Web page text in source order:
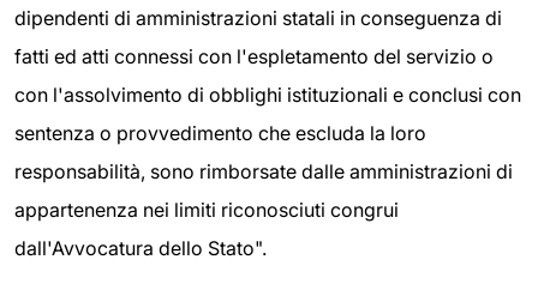
dipendenti di amministrazioni statali in conseguenza di
fatti ed atti connessi con l'espletamento del servizio o
con l'assolvimento di obblighi istituzionali e conclusi con
sentenza o provvedimento che escluda la loro
responsabilità, sono rimborsate dalle amministrazioni di
appartenenza nei limiti riconosciuti congrui
dall'Avvocatura dello Stato".